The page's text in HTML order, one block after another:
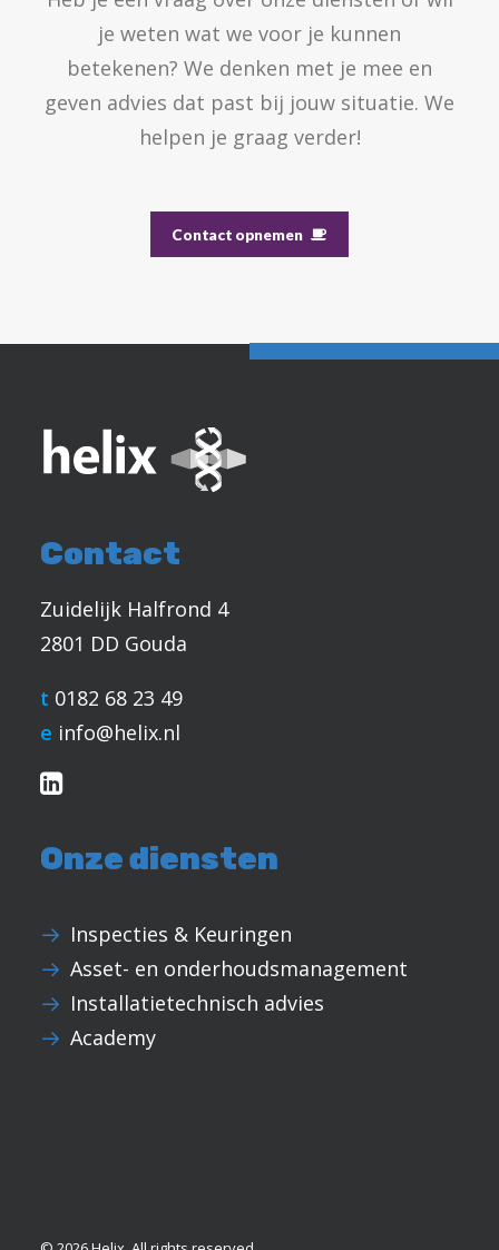
je weten wat we voor je kunnen
betekenen? We denken met je mee en
geven advies dat past bij jouw situatie. We
helpen je graag verder!
Contact opnemen
Contact
Zuidelijk Halfrond 4
2801 DD Gouda
t 0182 68 23 49
e info@helix.nl
Onze diensten
Inspecties & Keuringen
Asset- en onderhoudsmanagement
Installatietechnisch advies
Academy